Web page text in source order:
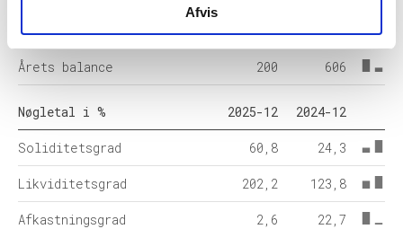
Afvis
Gældsforpligtelser 78 458
Årets balance 200 606
Nøgletal i % 2025-12 2024-12
Soliditetsgrad 60,8 24,3
Likviditetsgrad 202,2 123,8
Afkastningsgrad 2,6 22,7